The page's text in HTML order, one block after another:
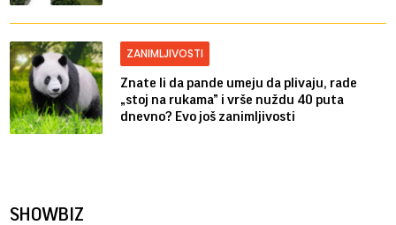
ZANIMLJIVOSTI
Znate li da pande umeju da plivaju, rade
„stoj na rukama” i vrše nuždu 40 puta
dnevno? Evo još zanimljivosti
SHOWBIZ